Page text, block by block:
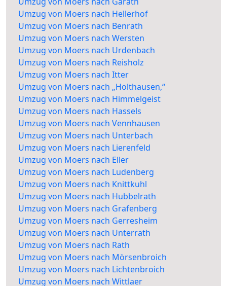
Umzug von Moers nach Hellerhof
Umzug von Moers nach Benrath
Umzug von Moers nach Wersten
Umzug von Moers nach Urdenbach
Umzug von Moers nach Reisholz
Umzug von Moers nach Itter
Umzug von Moers nach „Holthausen,“
Umzug von Moers nach Himmelgeist
Umzug von Moers nach Hassels
Umzug von Moers nach Vennhausen
Umzug von Moers nach Unterbach
Umzug von Moers nach Lierenfeld
Umzug von Moers nach Eller
Umzug von Moers nach Ludenberg
Umzug von Moers nach Knittkuhl
Umzug von Moers nach Hubbelrath
Umzug von Moers nach Grafenberg
Umzug von Moers nach Gerresheim
Umzug von Moers nach Unterrath
Umzug von Moers nach Rath
Umzug von Moers nach Mörsenbroich
Umzug von Moers nach Lichtenbroich
Umzug von Moers nach Wittlaer